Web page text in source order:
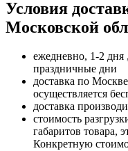
Условия
Московской
ежедневно, 1-2
праздничные дни
доставка по
осуществляется
доставка
стоимость
габаритов товара,
Конкретную